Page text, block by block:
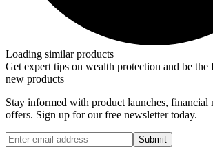
Loading similar products
Get expert tips on wealth protection and be the
new products
Stay informed with product launches, financial
offers. Sign up for our free newsletter today.
Submit